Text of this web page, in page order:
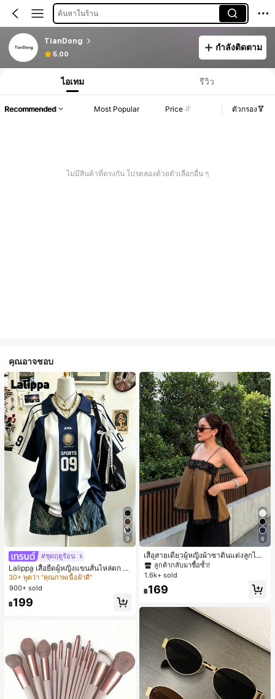
ค้นหาในร้าน
TianDong
5.00
กำลังติดตาม
ไอเทม รีวิว
Recommended Most Popular Price ตัวกรอง
ไม่มีสินค้าที่ตรงกัน โปรดลองด้วยตัวเลือกอื่น ๆ
คุณอาจชอบ
9
#ชุดฤดูร้อน
Lalippa เสื้อยืดผู้หญิงแขนสั้นไหล่ตก ค
อวีปกเสื้อ ลายพิมพ์ดิจิทัลลายทาง สไตล์
สปอร์ตแฟชั่นมินิมอล ของขวัญสำหรับเ
พื่อน
#1 ขายดี ใน หลากสี เสื้อยืดผู้หญิง
30+ พูดว่า "คุณภาพเนื้อผ้าดี"
#1 ขายดี ใน หลากสี เสื้อยืดผู้หญิง
30+ พูดว่า "คุณภาพเนื้อผ้าดี"
#1 ขายดี ใน หลากสี เสื้อยืดผู้หญิง
30+ พูดว่า "คุณภาพเนื้อผ้าดี"
#1 ขายดี
900+ sold
฿199
6
เสื้อสายเดี่ยวผู้หญิงผ้าซาตินแต่งลูกไม้
- เสื้อสายเดี่ยวฤดูร้อนสีคากีมีรอยผ่าด้า
นข้างที่น่าดึงดูดแบบสบายๆ
#1 ขายดี
ใน สีกากี เสื้อสตรี เสื้อเบลาส์ & Tee
ลูกค้ากลับมาซื้อซ้ำ!
100+ พูดว่า "ไม่มีกลิ่น"
#1 ขายดี
ลูกค้ากลับมาซื้อซ้ำ!
100+ พูดว่า "ไม่มีกลิ่น"
#1 ขายดี
ลูกค้ากลับมาซื้อซ้ำ!
100+ พูดว่า "ไม่มีกลิ่น"
#1 ขายดี
ใน สีกากี เสื้อสตรี เสื้อเบลาส์ & Tee
100+ พูดว่า "ไม่มีกลิ่น"
1.6k+ sold
฿169